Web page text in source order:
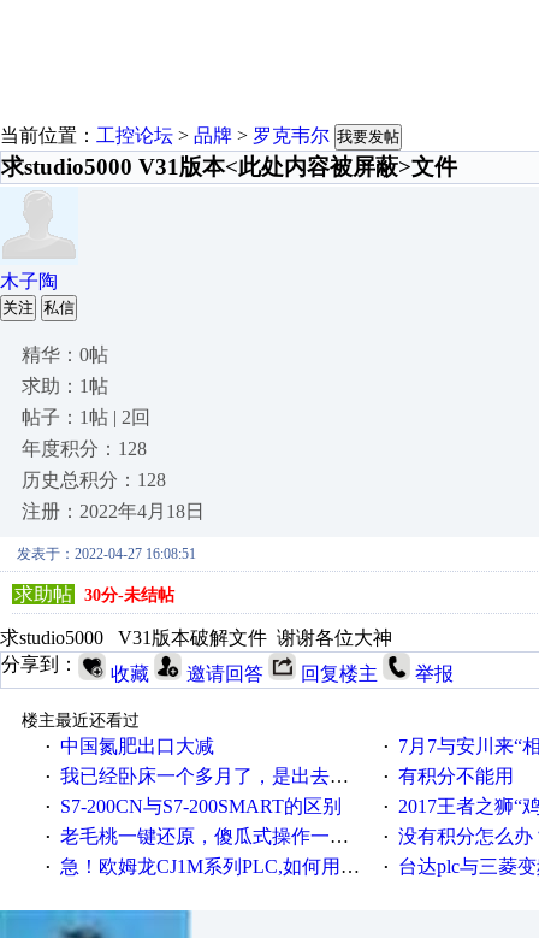
当前位置： 工控论坛 > 品牌 > 罗克韦尔 我要发帖
求 studio5000 V31版本<此处内容被屏蔽>文件
木子陶
关注 私信
精华：0帖
求助：1帖
帖子：1帖 | 2回
年度积分：128
历史总积分：128
注册：2022年4月18日
发表于：2022-04-27 16:08:51
求助帖 30分-未结帖
求 studio5000 V31版本破解文件 谢谢各位大神
分享到：
收藏 邀请回答 回复楼主 举报
楼主最近还看过
· 中国氮肥出口大减 · 7月7与安川来“
· 我已经卧床一个多月了，是出去安装机械手在高速遭遇车祸所致:大家工作都要特别注意啊 · 有积分不能用
· S7-200CN与S7-200SMART的区别 · 2017王者之狮“鸡”情签到
· 老毛桃一键还原，傻瓜式操作一键轻松备份还原；程序为向导式安装，一键即可实现自动备份或还原系统。 · 没有积分怎么办
· 急！欧姆龙CJ1M系列PLC,如何用时间控制变频器。要求时间在组态王中可以自由输入！拜托各位大神了！ · 台达plc与三菱